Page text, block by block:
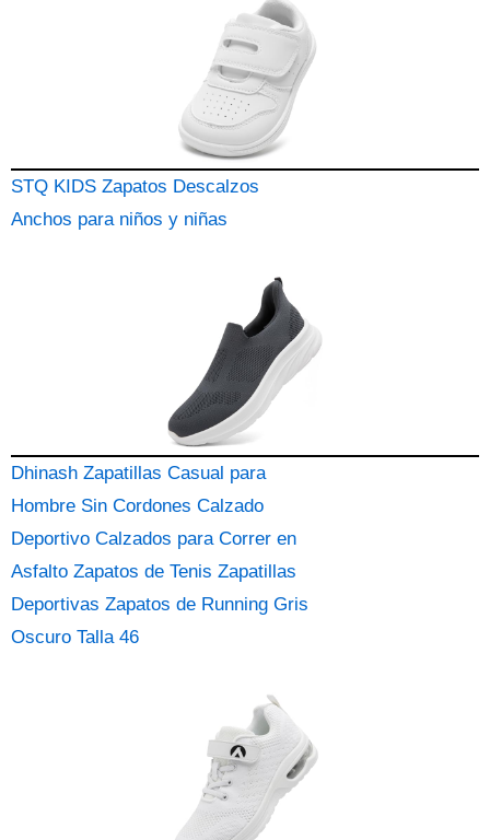
STQ KIDS Zapatos Descalzos
Anchos para niños y niñas
Dhinash Zapatillas Casual para
Hombre Sin Cordones Calzado
Deportivo Calzados para Correr en
Asfalto Zapatos de Tenis Zapatillas
Deportivas Zapatos de Running Gris
Oscuro Talla 46